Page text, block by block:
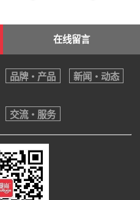
在线留言
品牌・产品 新闻・动态
交流・服务